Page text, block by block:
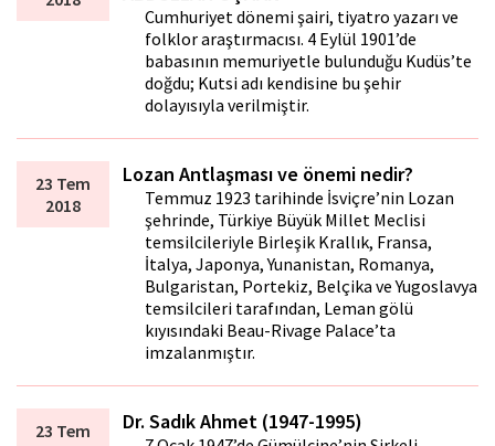
Cumhuriyet dönemi şairi, tiyatro yazarı ve
folklor araştırmacısı. 4 Eylül 1901’de
babasının memuriyetle bulunduğu Kudüs’te
doğdu; Kutsi adı kendisine bu şehir
dolayısıyla verilmiştir.
23 Tem
2018
Lozan Antlaşması ve önemi nedir?
Temmuz 1923 tarihinde İsviçre’nin Lozan
şehrinde, Türkiye Büyük Millet Meclisi
temsilcileriyle Birleşik Krallık, Fransa,
İtalya, Japonya, Yunanistan, Romanya,
Bulgaristan, Portekiz, Belçika ve Yugoslavya
temsilcileri tarafından, Leman gölü
kıyısındaki Beau-Rivage Palace’ta
imzalanmıştır.
23 Tem
Dr. Sadık Ahmet (1947-1995)